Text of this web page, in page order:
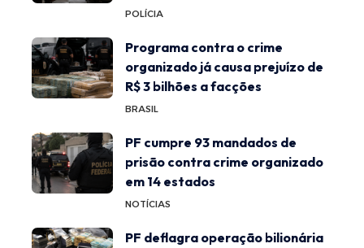
POLÍCIA
Programa contra o crime
organizado já causa prejuízo de
R$ 3 bilhões a facções
BRASIL
PF cumpre 93 mandados de
prisão contra crime organizado
em 14 estados
NOTÍCIAS
PF deflagra operação bilionária